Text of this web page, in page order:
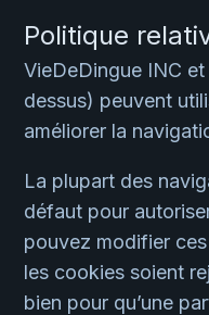
Politique
VieDeDingue INC
dessus) peuvent
améliorer la
La plupart des
défaut pour
pouvez modifier
les cookies soient
bien pour qu’une